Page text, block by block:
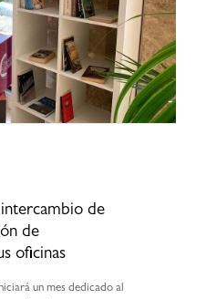
de
de
oficinas
un mes dedicado al